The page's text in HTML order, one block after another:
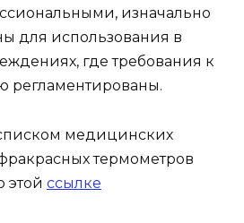
изначально
для использования в
где требования к
регламентированы.
медицинских
термометров
этой ссылке